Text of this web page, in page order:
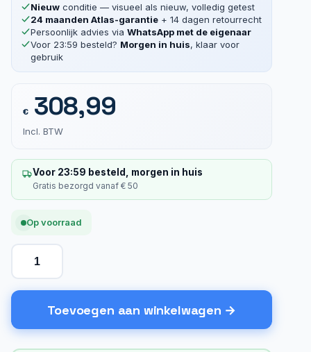
Nieuw conditie — visueel als nieuw, volledig getest
24 maanden Atlas-garantie + 14 dagen retourrecht
Persoonlijk advies via WhatsApp met de eigenaar
Voor 23:59 besteld? Morgen in huis, klaar voor
gebruik
€308,99
Incl. BTW
Voor 23:59 besteld, morgen in huis
Gratis bezorgd vanaf € 50
Op voorraad
Toevoegen aan winkelwagen